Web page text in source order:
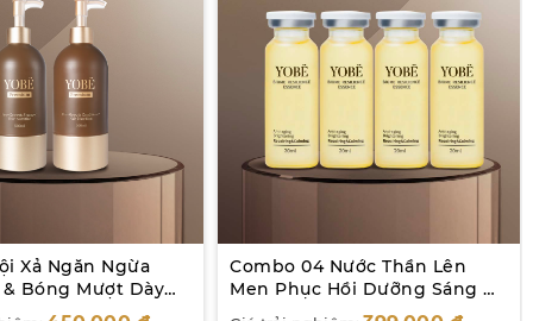
Xả Ngăn Ngừa
& Bóng Mượt Dày
Combo 04 Nước Thần Lên
Men Phục Hồi Dưỡng Sáng Da
20mL